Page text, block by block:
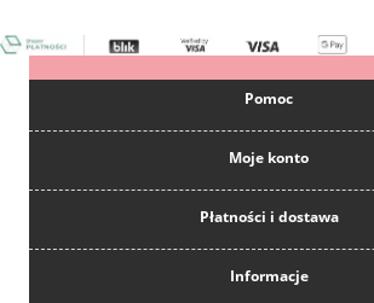
Pomoc
Moje konto
Płatności i dostawa
Informacje